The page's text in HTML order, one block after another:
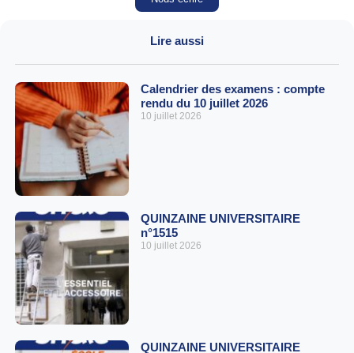
Lire aussi
Calendrier des examens : compte
rendu du 10 juillet 2026
10 juillet 2026
QUINZAINE UNIVERSITAIRE
n°1515
10 juillet 2026
QUINZAINE UNIVERSITAIRE